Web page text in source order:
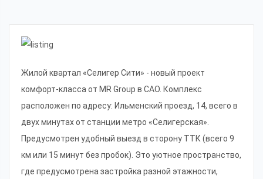
Жилой квартал «Селигер Сити» - новый проект
комфорт-класса от MR Group в САО. Комплекс
расположен по адресу: Ильменский проезд, 14, всего в
двух минутах от станции метро «Селигерская».
Предусмотрен удобный выезд в сторону ТТК (всего 9
км или 15 минут без пробок). Это уютное пространство,
где предусмотрена застройка разной этажности,